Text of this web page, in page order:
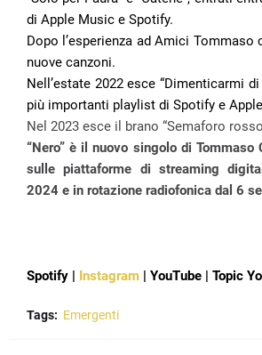
di Apple Music e Spotify.
Dopo l’esperienza ad Amici Tommaso
nuove canzoni.
Nell’estate 2022 esce “Dimenticarmi
più importanti playlist di Spotify e
Nel 2023 esce il brano “Semaforo
“Nero” è il nuovo singolo di Tommaso
sulle piattaforme di streaming
2024 e in rotazione radiofonica dal 6
Spotify | Instagram | YouTube | Topic
Tags: Emergenti